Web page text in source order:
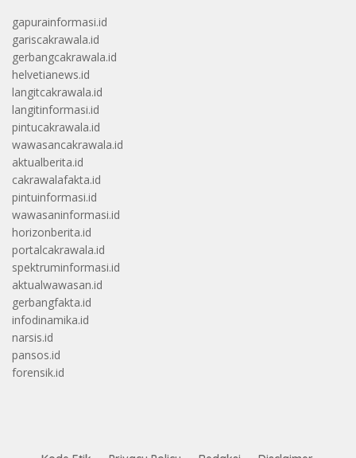
gapurainformasi.id
gariscakrawala.id
gerbangcakrawala.id
helvetianews.id
langitcakrawala.id
langitinformasi.id
pintucakrawala.id
wawasancakrawala.id
aktualberita.id
cakrawalafakta.id
pintuinformasi.id
wawasaninformasi.id
horizonberita.id
portalcakrawala.id
spektruminformasi.id
aktualwawasan.id
gerbangfakta.id
infodinamika.id
narsis.id
pansos.id
forensik.id